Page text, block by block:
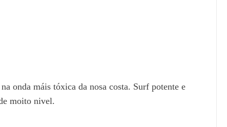
onda máis tóxica da nosa costa. Surf potente e
moito nivel.